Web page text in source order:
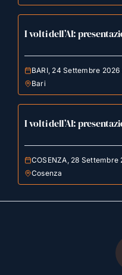
I volti dell’AI:
BARI, 24 Settembre 2026
Bari
I volti dell’AI:
COSENZA, 28 Settembre
Cosenza